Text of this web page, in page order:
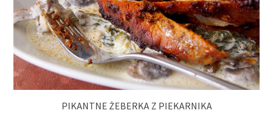
PIKANTNE ŻEBERKA Z PIEKARNIKA